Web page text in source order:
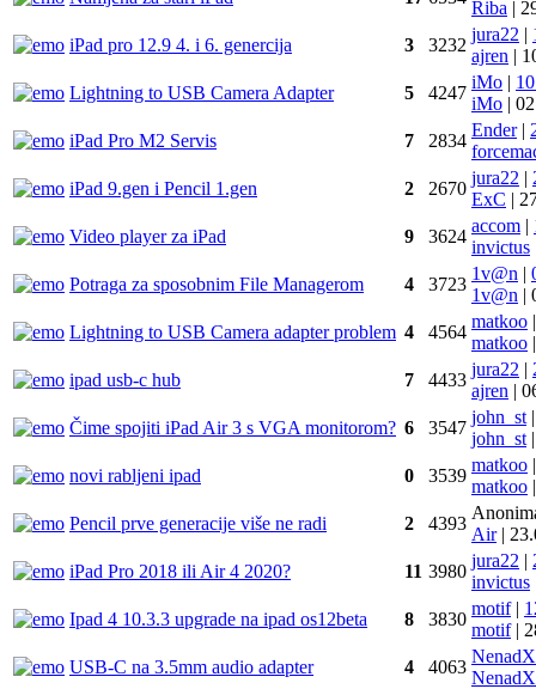
Riba |
iPad pro 12.9 4. i 6. genercija
3 3232
jura22 |
ajren |
Lightning to USB Camera Adapter
5 4247
iMo |
iMo |
iPad Pro M2 Servis
7 2834
Ender |
iPad 9.gen i Pencil 1.gen
2 2670
jura22 |
ExC |
Video player za iPad
9 3624
accom |
invictus
Potraga za sposobnim File Managerom
4 3723
1v@n |
1v@n |
Lightning to USB Camera adapter problem 4 4564
matkoo |
matkoo |
ipad usb-c hub
7 4433
jura22 |
ajren |
Čime spojiti iPad Air 3 s VGA monitorom? 6 3547
john_st |
john_st |
novi rabljeni ipad
0 3539
matkoo |
matkoo |
Pencil prve generacije više ne radi
2 4393
Air |
iPad Pro 2018 ili Air 4 2020?
11 3980
jura22 |
invictus
Ipad 4 10.3.3 upgrade na ipad os12beta
8 3830
motif |
motif |
USB-C na 3.5mm audio adapter
4 4063
NenadX
NenadX